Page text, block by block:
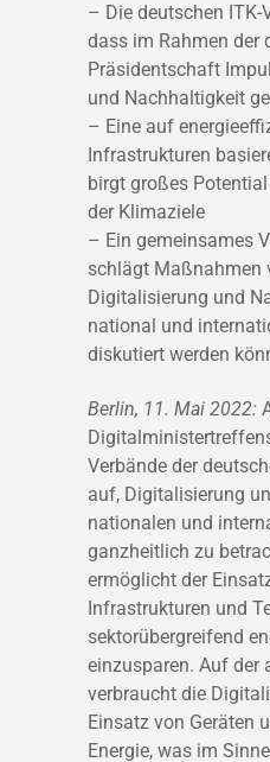
– Die deutschen ITK-
dass im Rahmen der
Präsidentschaft
und Nachhaltigkeit
– Eine auf
Infrastrukturen
birgt großes
der Klimaziele
– Ein gemeinsames
schlägt Maßnahmen
Digitalisierung und
national und
diskutiert werden
Berlin, 11. Mai 2022:
Verbände der
auf, Digitalisierung
nationalen und
ganzheitlich zu
ermöglicht der
Infrastrukturen und
sektorübergreifend
einzusparen. Auf der
verbraucht die
Einsatz von Geräten
Energie, was im